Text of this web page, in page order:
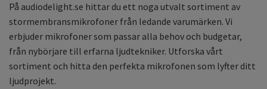
På audiodelight.se hittar du ett noga utvalt sortiment av
stormembransmikrofoner från ledande varumärken. Vi
erbjuder mikrofoner som passar alla behov och budgetar,
från nybörjare till erfarna ljudtekniker. Utforska vårt
sortiment och hitta den perfekta mikrofonen som lyfter ditt
ljudprojekt.